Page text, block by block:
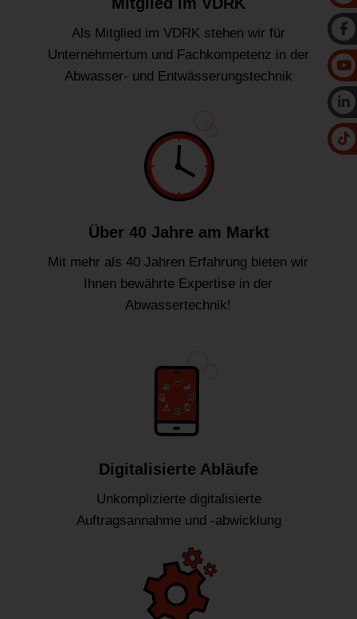
Als Mitglied im VDRK stehen wir für
Unternehmertum und Fachkompetenz in der
Abwasser- und Entwässerungstechnik
Über 40 Jahre am Markt
Mit mehr als 40 Jahren Erfahrung bieten wir
Ihnen bewährte Expertise in der
Abwassertechnik!
Digitalisierte Abläufe
Unkomplizierte digitalisierte
Auftragsannahme und -abwicklung